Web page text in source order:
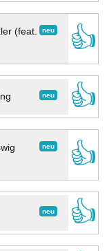
neu
(feat.
👍
neu
👍
neu
👍
neu
👍